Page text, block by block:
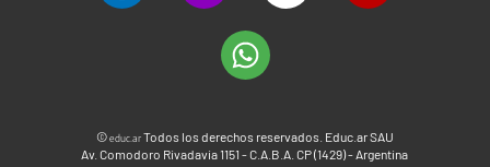
©educ.arTodos los derechos reservados. Educ.ar SAU
Av. Comodoro Rivadavia 1151 - C.A.B.A. CP (1429) - Argentina